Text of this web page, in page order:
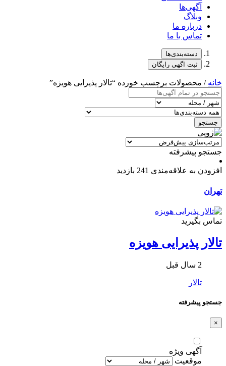
آگهی‌ها
وبلاگ
درباره ما
تماس با ما
دسته‌بندی‌ها
ثبت اگهی رایگان
خانه / محصولات برچسب خورده “تالار پذیرایی هویزه”
جستجو
جستجو پیشرفته
افزودن به علاقه‌مندی 241 بازدید
تهران
تماس بگیرید
تالار پذیرایی هویزه
2 سال قبل
تالار
جستجو پیشرفته
×
آگهی ویژه
موقعیت